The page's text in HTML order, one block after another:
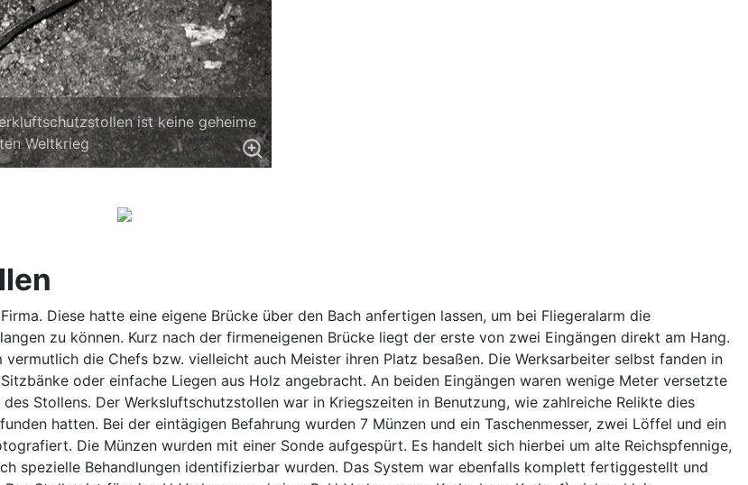
ist keine geheime
Weltkrieg
Diese hatte eine eigene Brücke über den Bach anfertigen lassen, um bei Fliegeralarm die
zu können. Kurz nach der firmeneigenen Brücke liegt der erste von zwei Eingängen direkt am Hang.
die Chefs bzw. vielleicht auch Meister ihren Platz besaßen. Die Werksarbeiter selbst fanden in
oder einfache Liegen aus Holz angebracht. An beiden Eingängen waren wenige Meter versetzte
Stollens. Der Werksluftschutzstollen war in Kriegszeiten in Benutzung, wie zahlreiche Relikte dies
hatten. Bei der eintägigen Befahrung wurden 7 Münzen und ein Taschenmesser, zwei Löffel und ein
Die Münzen wurden mit einer Sonde aufgespürt. Es handelt sich hierbei um alte Reichspfennige,
spezielle Behandlungen identifizierbar wurden. Das System war ebenfalls komplett fertiggestellt und